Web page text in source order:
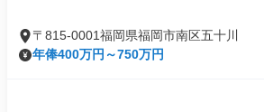
〒815-0001福岡県福岡市南区五十川
年俸400万円～750万円